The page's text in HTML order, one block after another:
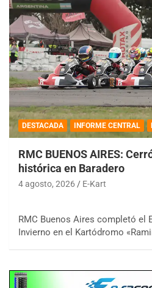
DESTACADA INFORME CENTRAL
RMC BUENOS AIRES:
histórica en Baradero
4 agosto, 2026 E-Kart
RMC Buenos Aires completó el
Invierno en el Kartódromo